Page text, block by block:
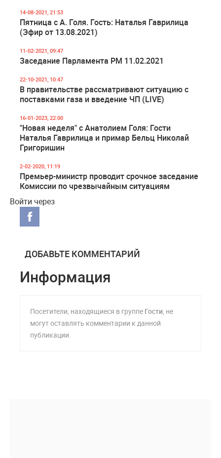
14-08-2021, 21:53
Пятница с А. Голя. Гость: Наталья Гаврилица
(Эфир от 13.08.2021)
11-02-2021, 09:47
Заседание Парламента РМ 11.02.2021
22-10-2021, 10:47
В правительстве рассматривают ситуацию с
поставками газа и введение ЧП (LIVE)
16-01-2023, 22:00
"Новая неделя" с Анатолием Голя: Гости
Наталья Гаврилица и примар Бельц Николай
Григоришин
2-02-2020, 11:19
Премьер-министр проводит срочное заседание
Комиссии по чрезвычайным ситуациям
Войти через
ДОБАВЬТЕ КОММЕНТАРИЙ
Информация
Посетители, находящиеся в группе Гости, не
могут оставлять комментарии к данной
публикации.